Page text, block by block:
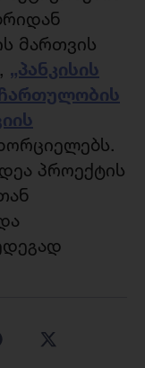
მართვის
„პანკისის
პროექტის